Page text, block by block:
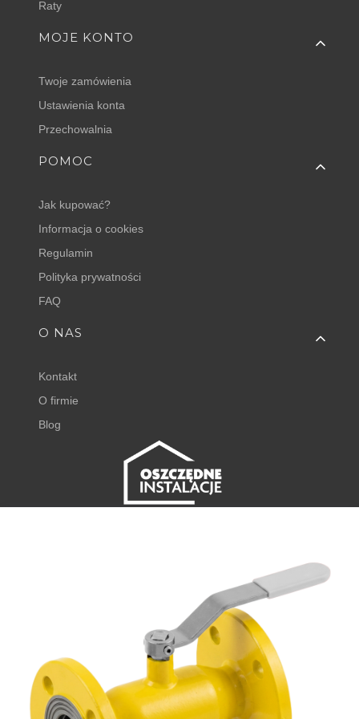
Raty
MOJE KONTO
Twoje zamówienia
Ustawienia konta
Przechowalnia
POMOC
Jak kupować?
Informacja o cookies
Regulamin
Polityka prywatności
FAQ
O NAS
Kontakt
O firmie
Blog
+48 798 768 768 ⌂ godz. 8:00 - 16:00⌂
sklep@oszczedneinstalacje.pl
Sklep internetowy Shoper Premium
DODAJ DO KOSZYKA
Menu Zaloguj się
Produkty w koszyku: 0. Zobacz
Koszyk